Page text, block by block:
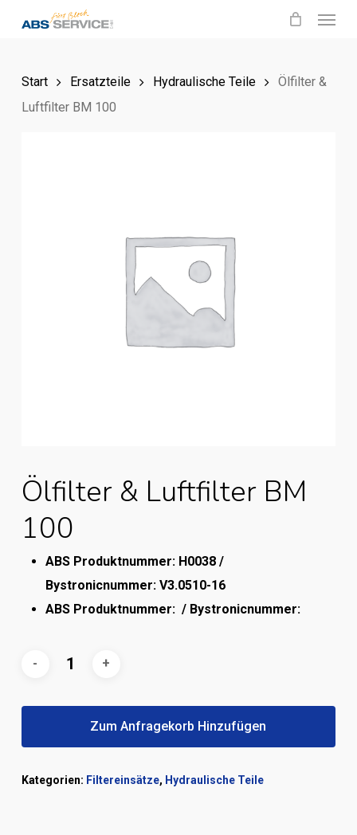
content
Start Ersatzteile Hydraulische Teile
Ölfilter &
Luftfilter BM 100
Ölfilter & Luftfilter BM
100
ABS Produktnummer: H0038 /
Bystronicnummer: V3.0510-16
ABS Produktnummer: / Bystronicnummer:
Zum Anfragekorb Hinzufügen
Kategorien: Filtereinsätze, Hydraulische Teile